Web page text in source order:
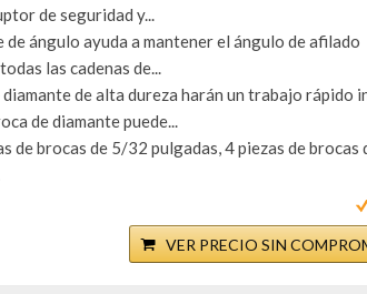
de seguridad y...
ángulo ayuda a mantener el ángulo de afilado
las cadenas de...
de alta dureza harán un trabajo rápido
de diamante puede...
de brocas de 5/32 pulgadas, 4 piezas de brocas
VER PRECIO SIN